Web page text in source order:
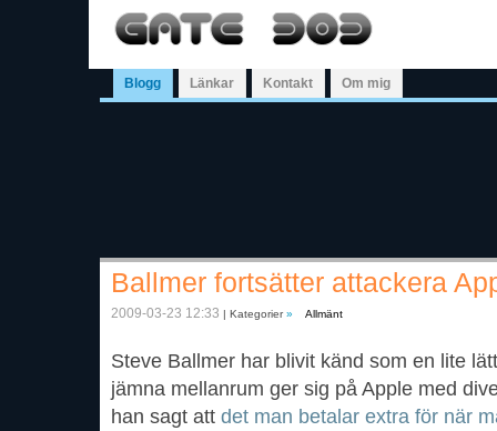
Blogg Länkar Kontakt Om mig
Ballmer fortsätter attackera
2009-03-23 12:33 | Kategorier» Allmänt
Steve Ballmer har blivit känd som en lite
jämna mellanrum ger sig på Apple med
han sagt att det man betalar extra för när